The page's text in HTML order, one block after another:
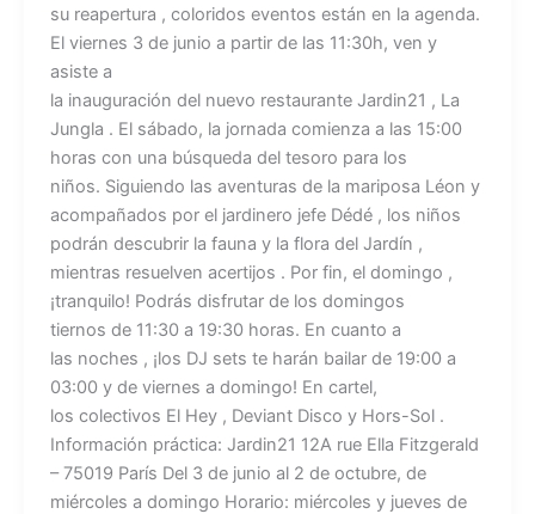
su reapertura , coloridos eventos están en la agenda.
El viernes 3 de junio a partir de las 11:30h, ven y
asiste a
la inauguración del nuevo restaurante Jardin21 , La
Jungla . El sábado, la jornada comienza a las 15:00
horas con una búsqueda del tesoro para los
niños. Siguiendo las aventuras de la mariposa Léon y
acompañados por el jardinero jefe Dédé , los niños
podrán descubrir la fauna y la flora del Jardín ,
mientras resuelven acertijos . Por fin, el domingo ,
¡tranquilo! Podrás disfrutar de los domingos
tiernos de 11:30 a 19:30 horas. En cuanto a
las noches , ¡los DJ sets te harán bailar de 19:00 a
03:00 y de viernes a domingo! En cartel,
los colectivos El Hey , Deviant Disco y Hors-Sol .
Información práctica: Jardin21 12A rue Ella Fitzgerald
– 75019 París Del 3 de junio al 2 de octubre, de
miércoles a domingo Horario: miércoles y jueves de